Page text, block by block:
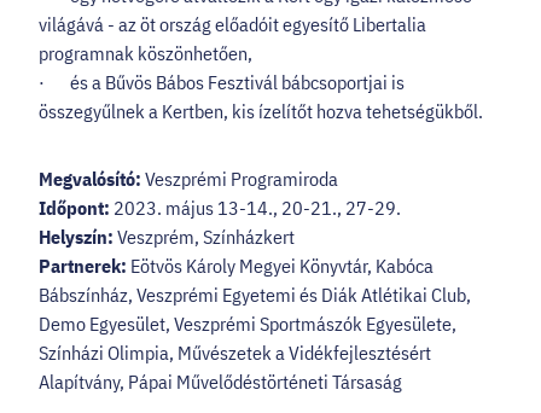
világává - az öt ország előadóit egyesítő Libertalia
programnak köszönhetően,
· és a Bűvös Bábos Fesztivál bábcsoportjai is
összegyűlnek a Kertben, kis ízelítőt hozva tehetségükből.
Megvalósító: Veszprémi Programiroda
Időpont: 2023. május 13-14., 20-21., 27-29.
Helyszín: Veszprém, Színházkert
Partnerek: Eötvös Károly Megyei Könyvtár, Kabóca
Bábszínház, Veszprémi Egyetemi és Diák Atlétikai Club,
Demo Egyesület, Veszprémi Sportmászók Egyesülete,
Színházi Olimpia, Művészetek a Vidékfejlesztésért
Alapítvány, Pápai Művelődéstörténeti Társaság